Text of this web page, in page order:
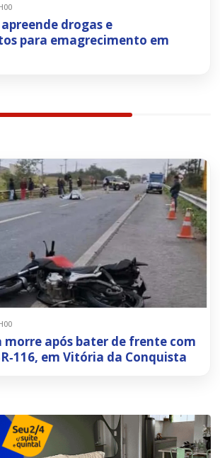
apreende drogas e
para emagrecimento em
após bater de frente com
em Vitória da Conquista